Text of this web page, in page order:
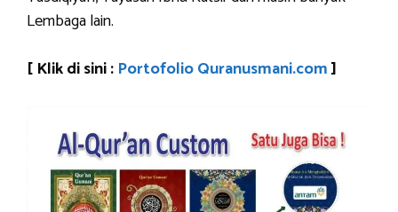
Lembaga lain.
[ Klik di sini : Portofolio Quranusmani.com]